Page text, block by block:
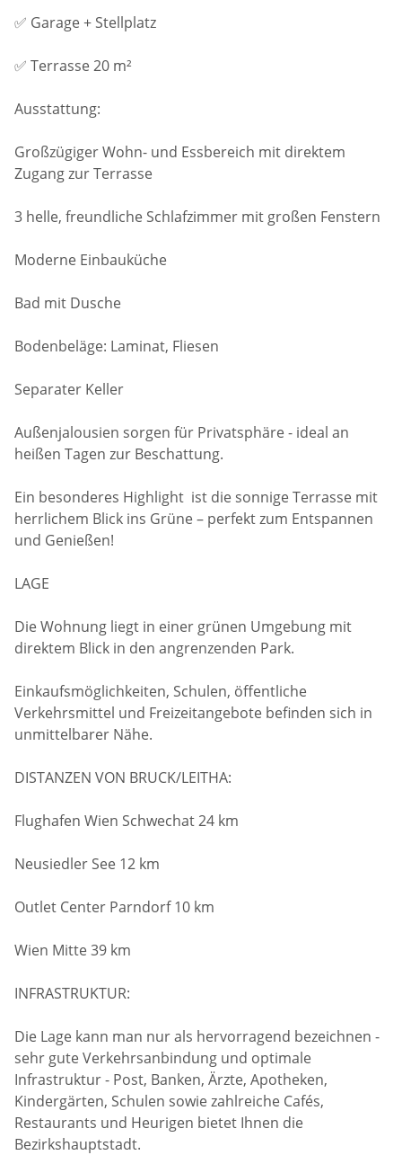
✅ Garage + Stellplatz
✅ Terrasse 20 m²
Ausstattung:
Großzügiger Wohn- und Essbereich mit direktem
Zugang zur Terrasse
3 helle, freundliche Schlafzimmer mit großen Fenstern
Moderne Einbauküche
Bad mit Dusche
Bodenbeläge: Laminat, Fliesen
Separater Keller
Außenjalousien sorgen für Privatsphäre - ideal an
heißen Tagen zur Beschattung.
Ein besonderes Highlight ist die sonnige Terrasse mit
herrlichem Blick ins Grüne – perfekt zum Entspannen
und Genießen!
LAGE
Die Wohnung liegt in einer grünen Umgebung mit
direktem Blick in den angrenzenden Park.
Einkaufsmöglichkeiten, Schulen, öffentliche
Verkehrsmittel und Freizeitangebote befinden sich in
unmittelbarer Nähe.
DISTANZEN VON BRUCK/LEITHA:
Flughafen Wien Schwechat 24 km
Neusiedler See 12 km
Outlet Center Parndorf 10 km
Wien Mitte 39 km
INFRASTRUKTUR:
Die Lage kann man nur als hervorragend bezeichnen -
sehr gute Verkehrsanbindung und optimale
Infrastruktur - Post, Banken, Ärzte, Apotheken,
Kindergärten, Schulen sowie zahlreiche Cafés,
Restaurants und Heurigen bietet Ihnen die
Bezirkshauptstadt.